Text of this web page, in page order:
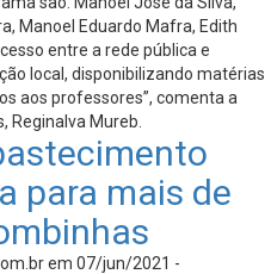
Manoel Eduardo Mafra, Edith
entre a rede pública e
local, disponibilizando matérias
aos professores”, comenta a
Reginalva Mureb.
para mais de
em 07/jun/2021 -